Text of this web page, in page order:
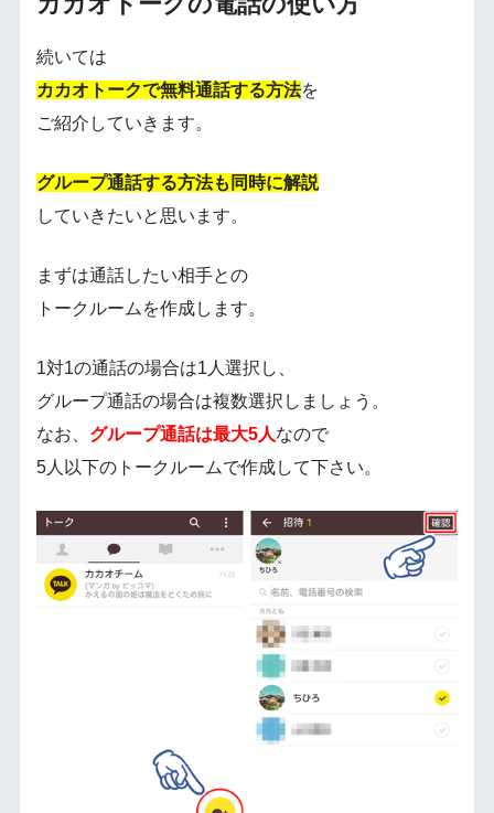
続いては
カカオトークで無料通話する方法を
ご紹介していきます。
グループ通話する方法も同時に解説
していきたいと思います。
まずは通話したい相手との
トークルームを作成します。
1対1の通話の場合は1人選択し、
グループ通話の場合は複数選択しましょう。
なお、 グループ通話は最大5人なので
5人以下のトークルームで作成して下さい。